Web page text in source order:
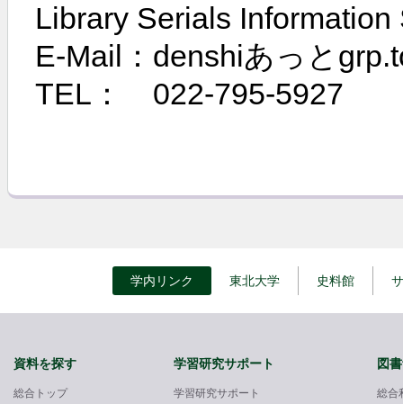
Library Serials Information
E-Mail：denshiあっと
TEL： 022-795-5927
学内リンク 東北大学 史料館
資料を探す
総合トップ
学習研究サポート
学習研究サポート
図
総合